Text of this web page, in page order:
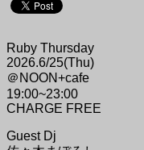
Ruby Thursday
2026.6/25(Thu)
＠NOON+cafe
19:00~23:00
CHARGE FREE
Guest Dj